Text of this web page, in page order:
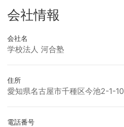
会社情報
会社名
学校法人 河合塾
住所
愛知県名古屋市千種区今池2-1-10
電話番号